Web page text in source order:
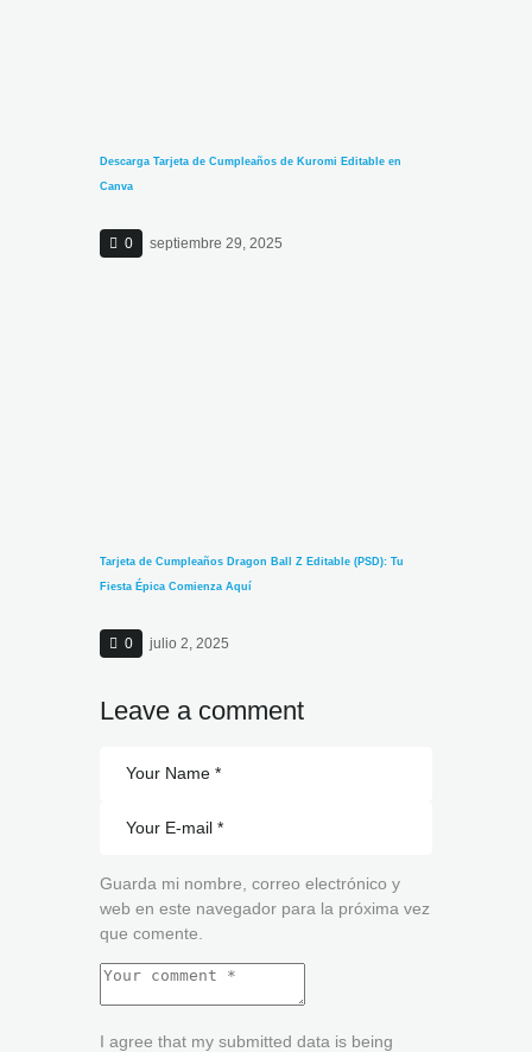
Descarga Tarjeta de Cumpleaños de Kuromi Editable en
Canva
0 septiembre 29, 2025
Tarjeta de Cumpleaños Dragon Ball Z Editable (PSD): Tu
Fiesta Épica Comienza Aquí
0 julio 2, 2025
Leave a comment
Guarda mi nombre, correo electrónico y
web en este navegador para la próxima vez
que comente.
I agree that my submitted data is being